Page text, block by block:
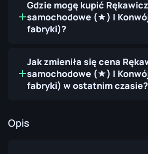
Gdzie mogę kupić
samochodowe (★) |
fabryki)?
Jak zmieniła się cena
samochodowe (★) |
fabryki) w ostatnim czasie?
Opis